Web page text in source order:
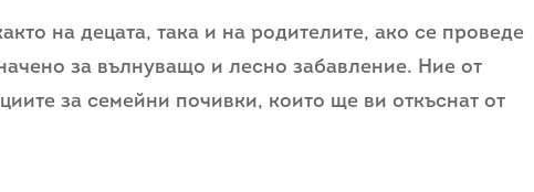
на децата, така и на родителите, ако се проведе
за вълнуващо и лесно забавление. Ние от
за семейни почивки, които ще ви откъснат от